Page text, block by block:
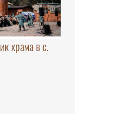
храма в с.